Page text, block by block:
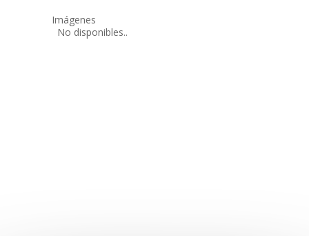
Imágenes
No disponibles..